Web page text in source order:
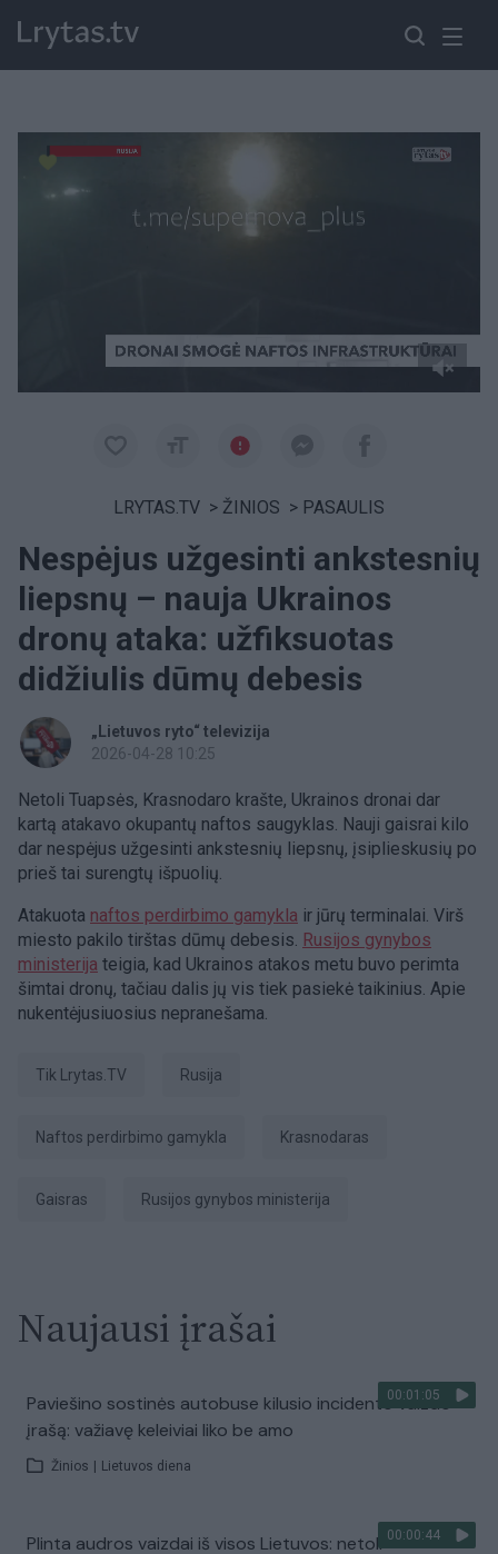
LRYTAS.TV > ŽINIOS > PASAULIS
Nespėjus užgesinti ankstesnių
liepsnų – nauja Ukrainos
dronų ataka: užfiksuotas
didžiulis dūmų debesis
„Lietuvos ryto“ televizija
2026-04-28 10:25
Netoli Tuapsės, Krasnodaro krašte, Ukrainos dronai dar
kartą atakavo okupantų naftos saugyklas. Nauji gaisrai kilo
dar nespėjus užgesinti ankstesnių liepsnų, įsiplieskusių po
prieš tai surengtų išpuolių.
Atakuota naftos perdirbimo gamykla ir jūrų terminalai. Virš
miesto pakilo tirštas dūmų debesis. Rusijos gynybos
ministerija teigia, kad Ukrainos atakos metu buvo perimta
šimtai dronų, tačiau dalis jų vis tiek pasiekė taikinius. Apie
nukentėjusiuosius nepranešama.
tik Lrytas.TV Rusija
naftos perdirbimo gamykla Krasnodaras
Gaisras Rusijos gynybos ministerija
Naujausi įrašai
00:01:05
Paviešino sostinės autobuse kilusio incidento vaizdo
įrašą: važiavę keleiviai liko be amo
Žinios Lietuvos diena
00:00:44
Plinta audros vaizdai iš visos Lietuvos: netoli